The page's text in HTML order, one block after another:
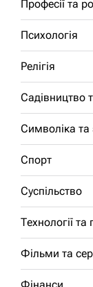
Професії та
Психологія
Релігія
Садівництво
Символіка та
Спорт
Суспільство
Технології та
Фільми та